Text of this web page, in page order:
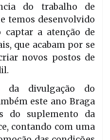
do trabalho de
temos desenvolvido
a atenção de
que acabam por se
novos postos de
da divulgação do
este ano Braga
do suplemento da
contando com uma